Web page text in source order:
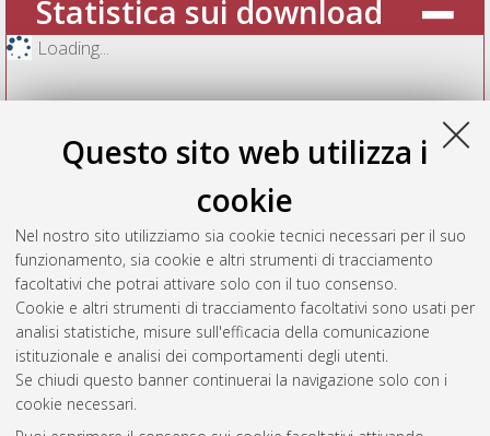
Questo sito web utilizza i
cookie
Nel nostro sito utilizziamo sia cookie tecnici necessari per il suo
funzionamento, sia cookie e altri strumenti di tracciamento
facoltativi che potrai attivare solo con il tuo consenso.
Cookie e altri strumenti di tracciamento facoltativi sono usati per
analisi statistiche, misure sull'efficacia della comunicazione
istituzionale e analisi dei comportamenti degli utenti.
Se chiudi questo banner continuerai la navigazione solo con i
cookie necessari.
Statistica sui download
Loading...
Vedi altre statistiche
Gestione del documento: